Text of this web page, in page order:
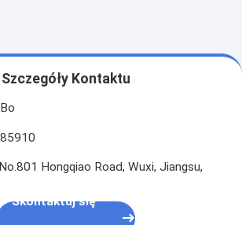
Szczegóły Kontaktu
Hongqiao Road, Wuxi, Jiangsu,
Skontaktuj się